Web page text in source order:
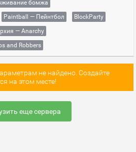
бомжа
Paintball — Пейнтбол
BlockParty
— Anarchy
and Robbers
не найдено. Создайте
на этом месте!
еще сервера